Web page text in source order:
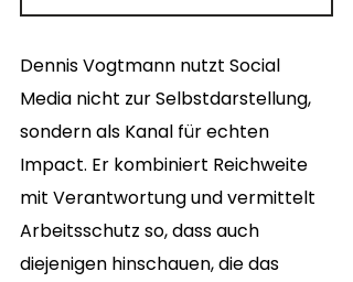
Dennis Vogtmann nutzt Social
Media nicht zur Selbstdarstellung,
sondern als Kanal für echten
Impact. Er kombiniert Reichweite
mit Verantwortung und vermittelt
Arbeitsschutz so, dass auch
diejenigen hinschauen, die das